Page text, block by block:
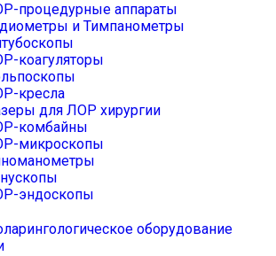
процедурные аппараты
и Тимпанометры
коагуляторы
кресла
для ЛОР хирургии
комбайны
микроскопы
эндоскопы
оборудование